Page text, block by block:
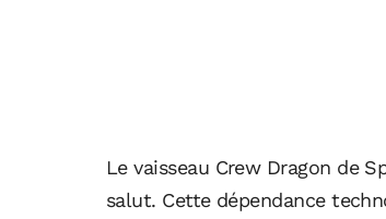
Le vaisseau Crew Dragon de
salut. Cette dépendance